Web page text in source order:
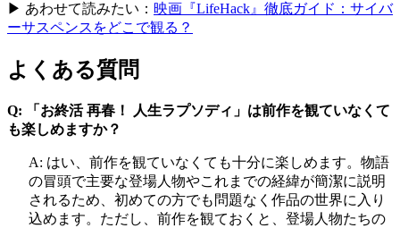
▶ あわせて読みたい： 映画『LifeHack』徹底ガイド：サイバ
ーサスペンスをどこで観る？
よくある質問
Q: 「お終活 再春！ 人生ラプソディ」は前作を観ていなくて
も楽しめますか？
A: はい、前作を観ていなくても十分に楽しめます。物語
の冒頭で主要な登場人物やこれまでの経緯が簡潔に説明
されるため、初めての方でも問題なく作品の世界に入り
込めます。ただし、前作を観ておくと、登場人物たちの